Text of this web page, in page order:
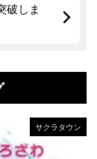
破しま
サクラタウン